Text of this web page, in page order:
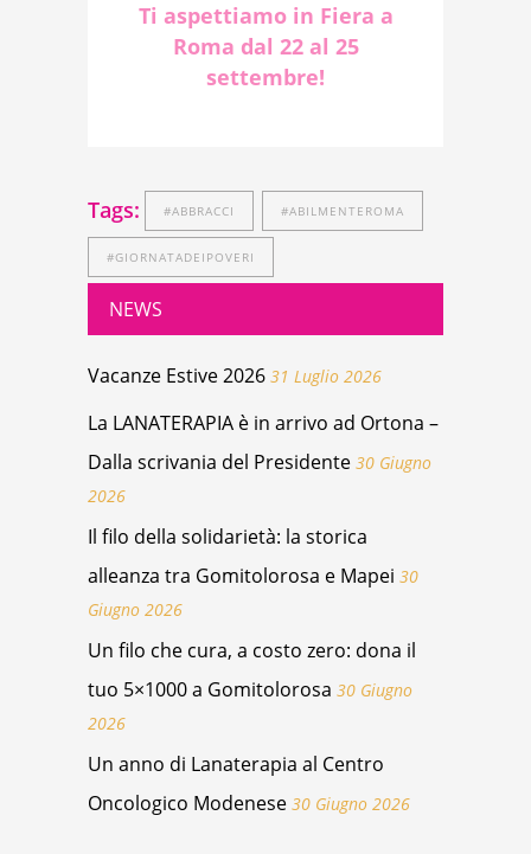
Ti aspettiamo in Fiera a
Roma dal 22 al 25
settembre!
Tags: #ABBRACCI #ABILMENTEROMA
#GIORNATADEIPOVERI
NEWS
Vacanze Estive 2026 31 Luglio 2026
La LANATERAPIA è in arrivo ad Ortona –
Dalla scrivania del Presidente 30 Giugno
2026
Il filo della solidarietà: la storica
alleanza tra Gomitolorosa e Mapei 30
Giugno 2026
Un filo che cura, a costo zero: dona il
tuo 5×1000 a Gomitolorosa 30 Giugno
2026
Un anno di Lanaterapia al Centro
Oncologico Modenese 30 Giugno 2026